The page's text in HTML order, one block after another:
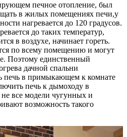
печное отопление, был
в жилых помещениях печи,у
нагревается до 120 градусов.
до таких температур,
в воздухе, начинает гореть.
по всему помещению и могут
Поэтому единственный
дачной спальни
печь в примыкающем к комнате
печь к дымоходу в
все модели чугунных и
возможность такого